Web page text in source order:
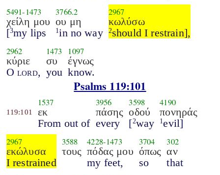
5491-1473
χείλη μου
[3my lips
3766.2
ου μη
1in no way
2967
κωλύσω
2should I restrain],
2962
κύριε
Olord,
1473
συ
you
1097
έγνως
know.
Psalms 119:101
119:101
1537
εκ
From out of
3956
πάσης
every
3598
οδού
[2way
4190
πονηράς
1 evil]
2967
εκώλυσα
I restrained
3588
τους
4228-1473
πόδας μου
my feet,
3704
όπως
so
302
αν
that